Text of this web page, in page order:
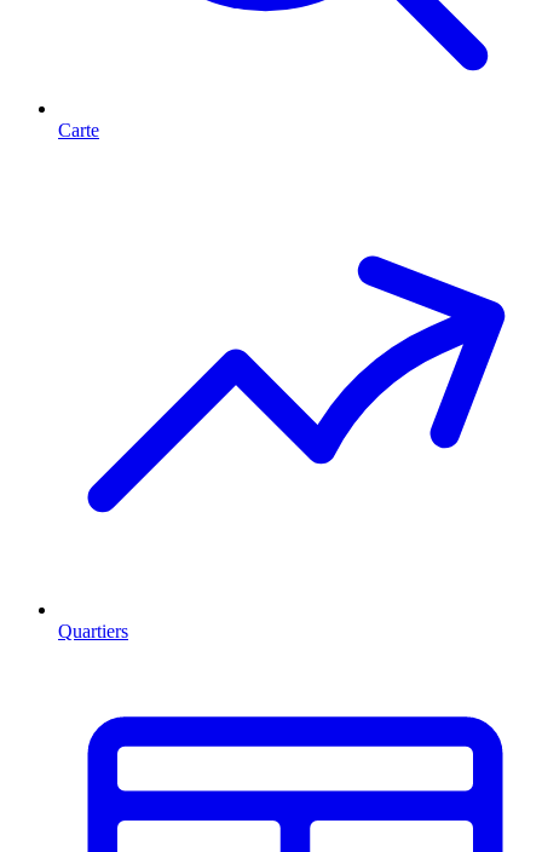
Carte
Quartiers